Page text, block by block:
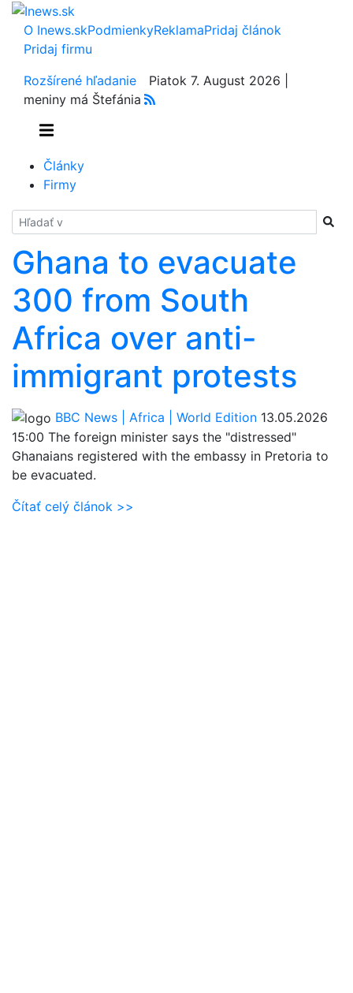
O Inews.skPodmienkyReklamaPridaj článok
Pridaj firmu
Rozšírené hľadanie
Piatok 7. August 2026 |
meniny má Štefánia
Články
Firmy
Hladať
Ghana to evacuate
300 from South
Africa over anti-
immigrant protests
BBC News | Africa | World Edition 13.05.2026
15:00 The foreign minister says the "distressed"
Ghanaians registered with the embassy in Pretoria to
be evacuated.
Čítať celý článok >>